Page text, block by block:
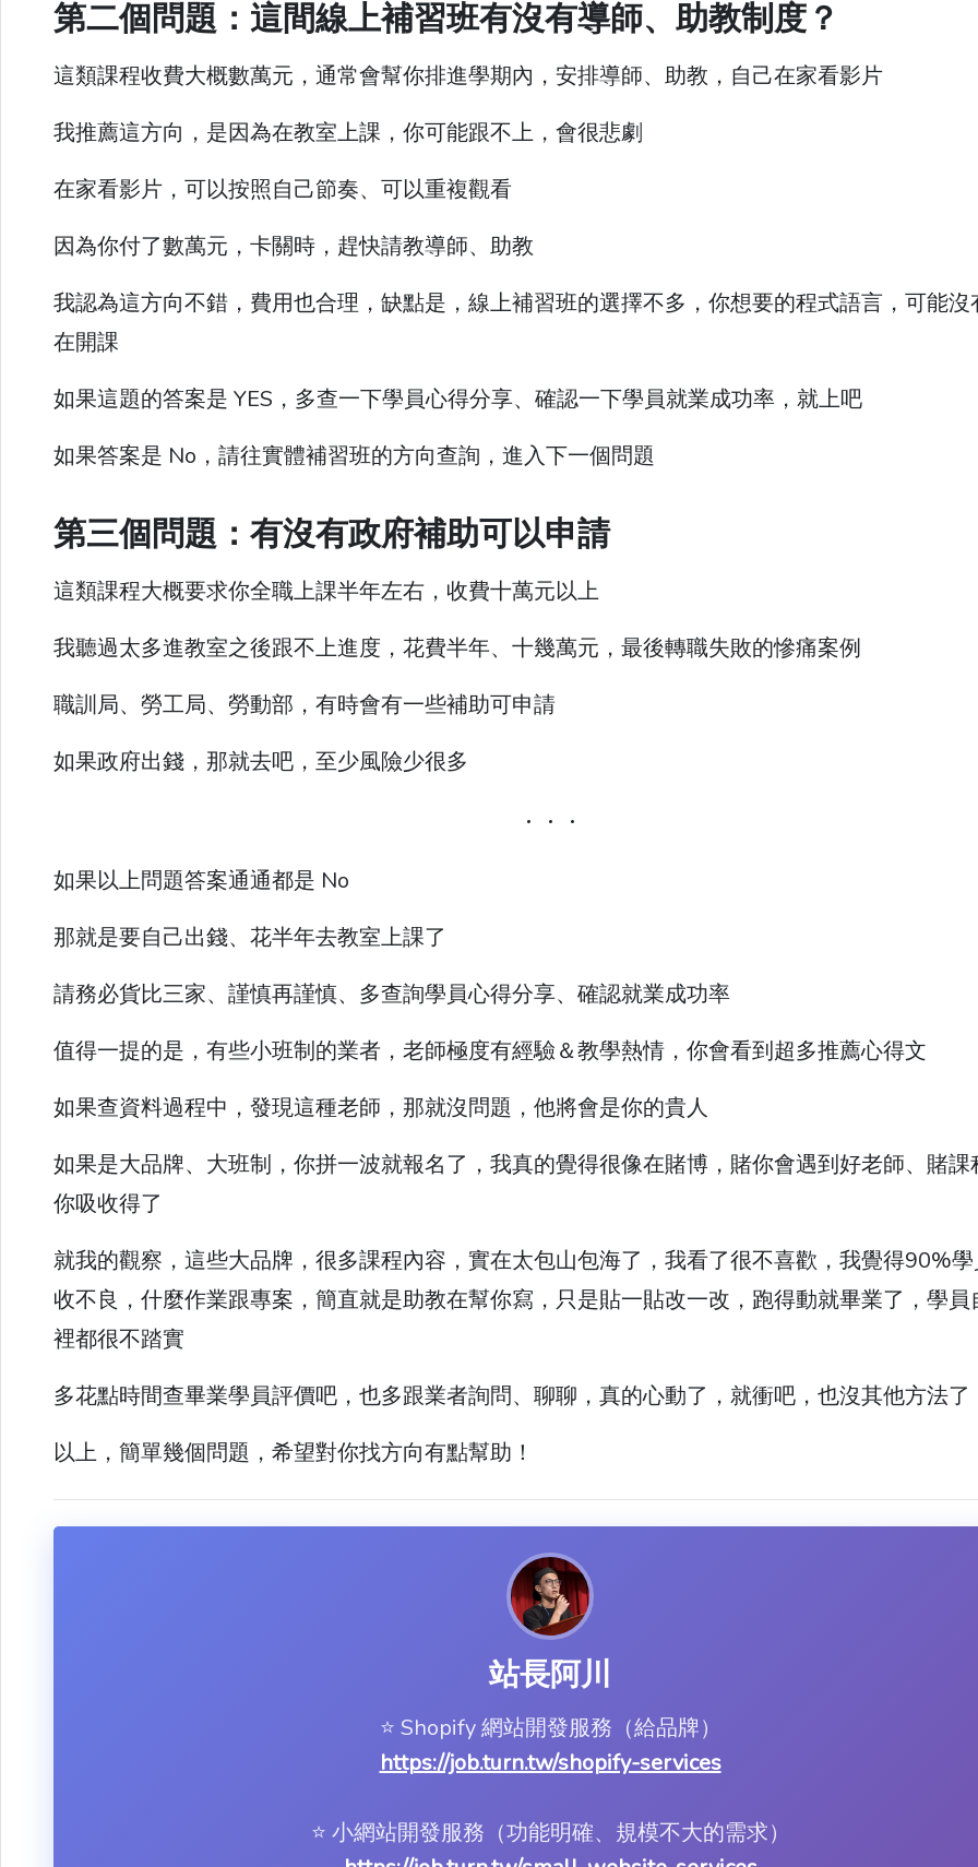
第二個問題：這間線上補習班有沒有導師、助教制度？
這類課程收費大概數萬元，通常會幫你排進學期內，安排導師、助教，自己在家看影片
我推薦這方向，是因為在教室上課，你可能跟不上，會很悲劇
在家看影片，可以按照自己節奏、可以重複觀看
因為你付了數萬元，卡關時，趕快請教導師、助教
我認為這方向不錯，費用也合理，缺點是，線上補習班的選擇不多，你想要的程式語言，可能沒
在開課
如果這題的答案是 YES，多查一下學員心得分享、確認一下學員就業成功率，就上吧
如果答案是 No，請往實體補習班的方向查詢，進入下一個問題
第三個問題：有沒有政府補助可以申請
這類課程大概要求你全職上課半年左右，收費十萬元以上
我聽過太多進教室之後跟不上進度，花費半年、十幾萬元，最後轉職失敗的慘痛案例
職訓局、勞工局、勞動部，有時會有一些補助可申請
如果政府出錢，那就去吧，至少風險少很多
如果以上問題答案通通都是 No
那就是要自己出錢、花半年去教室上課了
請務必貨比三家、謹慎再謹慎、多查詢學員心得分享、確認就業成功率
值得一提的是，有些小班制的業者，老師極度有經驗＆教學熱情，你會看到超多推薦心得文
如果查資料過程中，發現這種老師，那就沒問題，他將會是你的貴人
如果是大品牌、大班制，你拼一波就報名了，我真的覺得很像在賭博，賭你會遇到好老師、賭課
你吸收得了
就我的觀察，這些大品牌，很多課程內容，實在太包山包海了，我看了很不喜歡，我覺得90%
收不良，什麼作業跟專案，簡直就是助教在幫你寫，只是貼一貼改一改，跑得動就畢業了，學員
裡都很不踏實
多花點時間查畢業學員評價吧，也多跟業者詢問、聊聊，真的心動了，就衝吧，也沒其他方法了
以上，簡單幾個問題，希望對你找方向有點幫助！
站長阿川
⭐️ Shopify 網站開發服務（給品牌）
https://job.turn.tw/shopify-services
⭐️ 小網站開發服務（功能明確、規模不大的需求）